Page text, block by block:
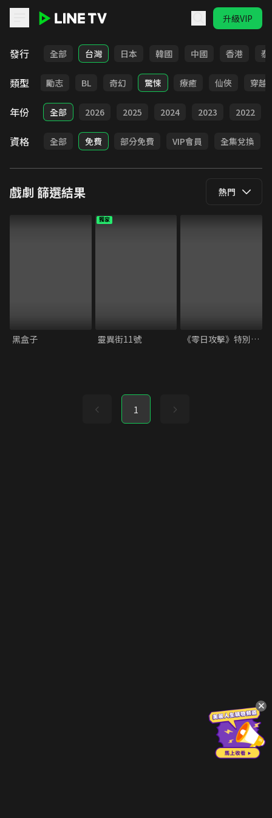
升級VIP
發行 全部 台灣 日本 韓國 中國 香港 泰
類型
喜劇 勵志 BL 奇幻 驚悚 療癒 仙俠 穿越
年份 全部 2026 2025 2024 2023 2022
資格 全部 免費 部分免費 VIP會員 全集兌換
戲劇 篩選結果 熱門
黑盒子
獨家
靈異街11號 《零日攻擊》特別試映會 映後座談｜范琪斐、鄭心媚、謝怡芬、杜汶澤
1